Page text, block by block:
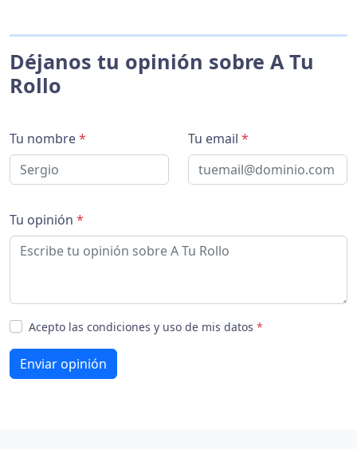
Déjanos tu opinión sobre A Tu
Rollo
Tu nombre* Tu email *
Tu opinión *
Acepto las condiciones y uso de mis datos *
Enviar opinión